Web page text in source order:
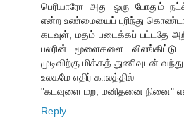
பெரியாரோ அது ஒரு போதும்
என்ற உண்மையைப் புரிந்து
கடவுள், மதம் படைக்கப் பட்டதே
பலரின் மூளைகளை
முடிவிற்கு மிக்கத் துணிவுடன் வந்து
உலகமே எதிர் காலத்தில்
"கடவுளை மற, மனிதனை நினை"
Reply